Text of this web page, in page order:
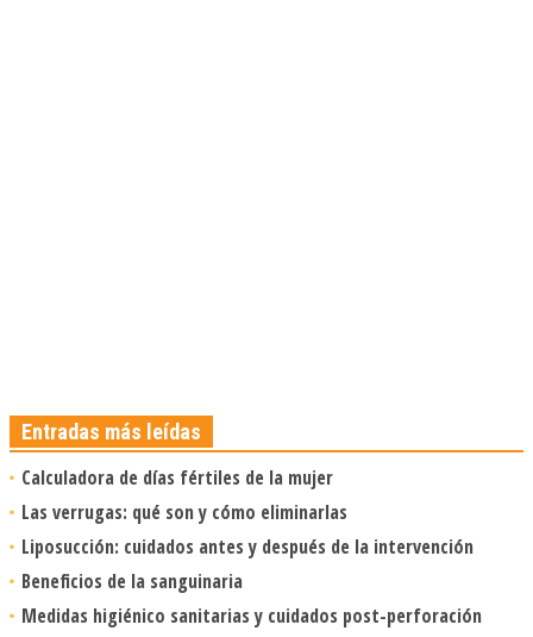
Entradas más leídas
Calculadora de días fértiles de la mujer
Las verrugas: qué son y cómo eliminarlas
Liposucción: cuidados antes y después de la intervención
Beneficios de la sanguinaria
Medidas higiénico sanitarias y cuidados post-perforación